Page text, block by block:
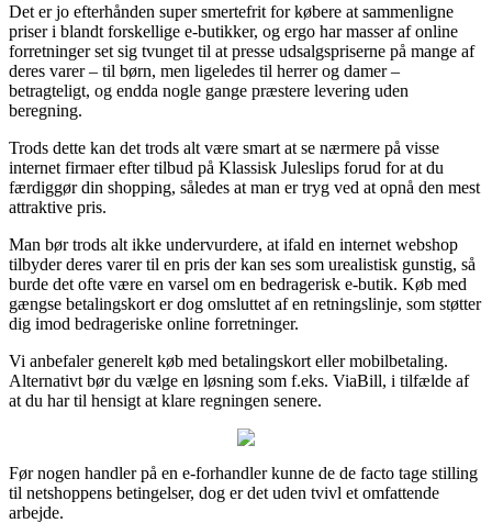
Det er jo efterhånden super smertefrit for købere at sammenligne
priser i blandt forskellige e-butikker, og ergo har masser af online
forretninger set sig tvunget til at presse udsalgspriserne på mange af
deres varer – til børn, men ligeledes til herrer og damer –
betragteligt, og endda nogle gange præstere levering uden
beregning.
Trods dette kan det trods alt være smart at se nærmere på visse
internet firmaer efter tilbud på Klassisk Juleslips forud for at du
færdiggør din shopping, således at man er tryg ved at opnå den mest
attraktive pris.
Man bør trods alt ikke undervurdere, at ifald en internet webshop
tilbyder deres varer til en pris der kan ses som urealistisk gunstig, så
burde det ofte være en varsel om en bedragerisk e-butik. Køb med
gængse betalingskort er dog omsluttet af en retningslinje, som støtter
dig imod bedrageriske online forretninger.
Vi anbefaler generelt køb med betalingskort eller mobilbetaling.
Alternativt bør du vælge en løsning som f.eks. ViaBill, i tilfælde af
at du har til hensigt at klare regningen senere.
Før nogen handler på en e-forhandler kunne de de facto tage stilling
til netshoppens betingelser, dog er det uden tvivl et omfattende
arbejde.